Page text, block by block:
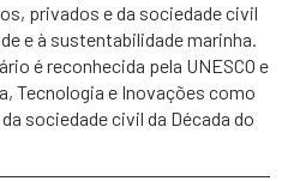
privados e da sociedade civil
e à sustentabilidade marinha.
é reconhecida pela UNESCO e
Tecnologia e Inovações como
sociedade civil da Década do